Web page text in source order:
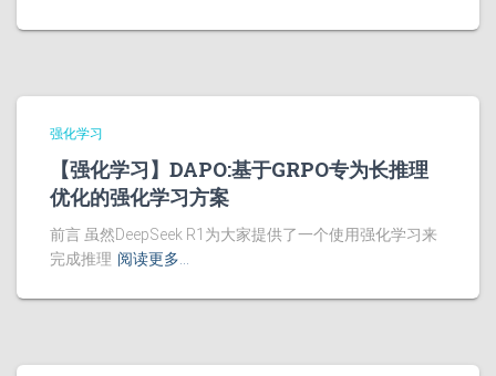
强化学习
【强化学习】DAPO:基于GRPO专为长推理
优化的强化学习方案
前言 虽然DeepSeek R1为大家提供了一个使用强化学习来
完成推理 阅读更多…